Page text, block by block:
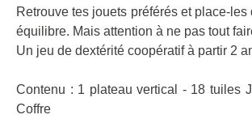
Retrouve tes jouets préférés et place-les
équilibre. Mais attention à ne pas tout
Un jeu de dextérité coopératif à partir 2
Contenu : 1 plateau vertical - 18 tuiles
Coffre